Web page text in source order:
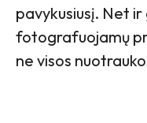
pavykusiusį. Net
fotografuojamų
ne visos